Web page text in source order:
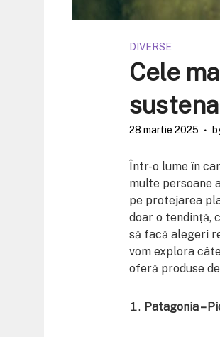
DIVERSE
Cele
28 martie 2025
Într-o lume în
multe persoane
pe protejarea
doar o tendință,
să facă alegeri
vom explora
oferă produse
Patagonia –